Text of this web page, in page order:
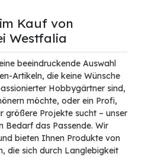
Kauf von
Westfalia
beeindruckende Auswahl
Artikeln, die keine Wünsche
Hobbygärtner sind,
möchte, oder ein Profi,
größere Projekte sucht – unser
Bedarf das Passende. Wir
bieten Ihnen Produkte von
die sich durch Langlebigkeit